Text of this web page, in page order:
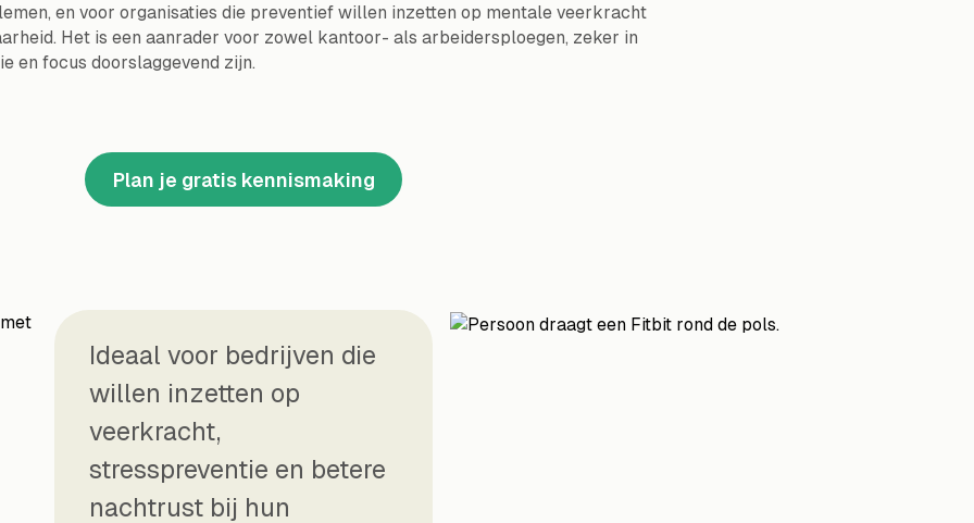
en voor organisaties die preventief willen inzetten op mentale veerkracht
Het is een aanrader voor zowel kantoor- als arbeidersploegen, zeker in
en focus doorslaggevend zijn.
Plan je gratis kennismaking
Ideaal voor bedrijven die
willen inzetten op
veerkracht,
stresspreventie en betere
nachtrust bij hun